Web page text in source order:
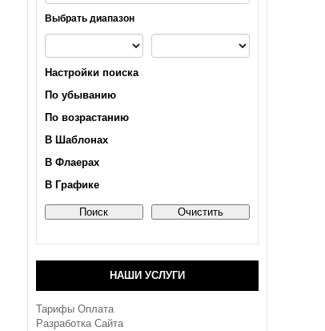
Выбрать диапазон
Настройки поиска
По убыванию
По возрастанию
В Шаблонах
В Флаерах
В Графике
НАШИ УСЛУГИ
Тарифы Оплата
Разработка Сайта